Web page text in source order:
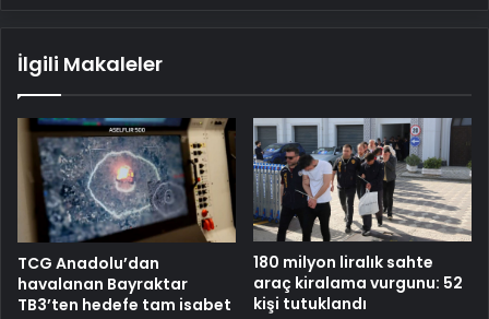
İlgili Makaleler
TCG Anadolu’dan
havalanan Bayraktar
TB3’ten hedefe tam isabet
180 milyon liralık sahte
araç kiralama vurgunu: 52
kişi tutuklandı